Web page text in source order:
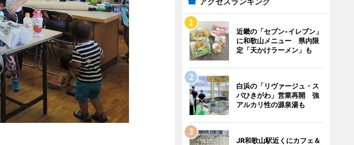
近畿の「セブン-イレブン」
に和歌山メニュー 県内限
定「天かけラーメン」も
白浜の「リヴァージュ・ス
パひきがわ」営業再開 強
アルカリ性の源泉湯も
JR和歌山駅近くにカフェ＆